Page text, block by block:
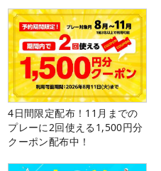
4日間限定配布！11月までの
プレーに2回使える1,500円分
クーポン配布中！